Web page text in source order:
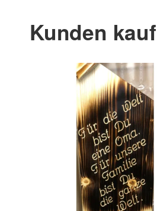
Kunden